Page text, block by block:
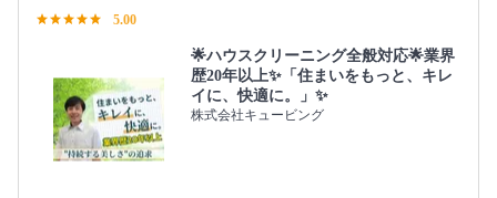
5.00
🌟ハウスクリーニング全般対応🌟業界
歴20年以上✨「住まいをもっと、キレ
イに、快適に。」✨
株式会社キュービング